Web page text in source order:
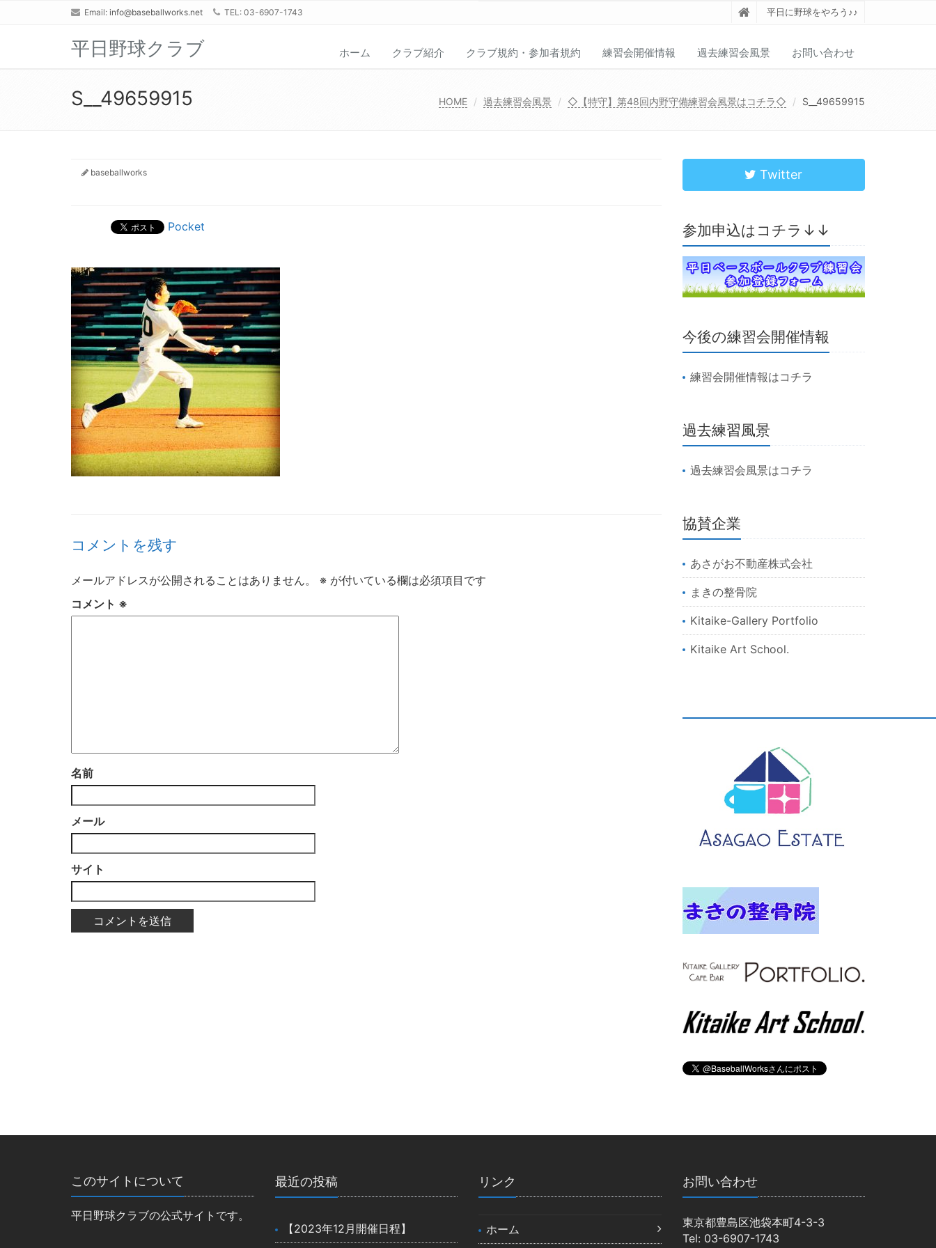
Email: info@baseballworks.net TEL: 03-6907-1743 平日に野球をやろう♪♪
平日野球クラブ ホーム クラブ紹介 クラブ規約・参加者規約 練習会開催情報 過去練習会風景 お問い合わせ
S__49659915 HOME 過去練習会風景 ◇【特守】第48回内野守備練習会風景はコチラ◇ S__49659915
baseballworks
Pocket
コメントを残す
メールアドレスが公開されることはありません。 ※ が付いている欄は必須項目です
コメント ※
名前
メール
サイト
Twitter
参加申込はコチラ↓↓
今後の練習会開催情報
練習会開催情報はコチラ
過去練習風景
過去練習会風景はコチラ
協賛企業
あさがお不動産株式会社
まきの整骨院
Kitaike-Gallery Portfolio
Kitaike Art School.
このサイトについて
平日野球クラブの公式サイトです。
最近の投稿
【2023年12月開催日程】
リンク
ホーム
お問い合わせ
東京都豊島区池袋本町4-3-3
Tel: 03-6907-1743